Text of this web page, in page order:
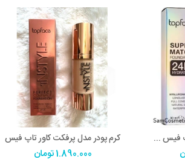
کرم پودر مدل سوپر مچ تاپ فیس super match کرم پودر مدل پرفکت کاور تاپ فیس
تومان1.890.000